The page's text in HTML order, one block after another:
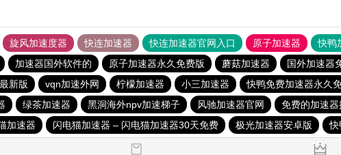
旋风加速度器 快连加速器 快连加速器官网入口 原子加速器 快鸭
加速器国外软件的 原子加速器永久免费版 蘑菇加速器 国外加速器
新版 vqn加速外网 柠檬加速器 小三加速器 快鸭免费加速器永久
绿茶加速器 黑洞海外npv加速梯子 风驰加速器官网 免费的加速器
加速器 闪电猫加速器 – 闪电猫加速器30天免费 极光加速器安卓版 快